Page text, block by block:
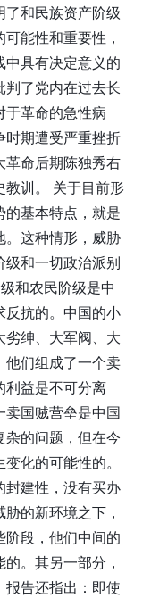
和民族资产阶级
能性和重要性，
具有决定意义的
了党内在过去长
于革命的急性病
期遭受严重挫折
革命后期陈独秀右
训。 关于目前形
基本特点，就是
。这种情形，威胁
和一切政治派别
和农民阶级是中
反抗的。中国的小
绅、大军阀、大
他们组成了一个卖
利益是不可分离
国贼营垒是中国
杂的问题，但在今
化的可能性的。
封建性，没有买办
的新环境之下，
段，他们中间的
。其另一部分，
报告还指出：即使